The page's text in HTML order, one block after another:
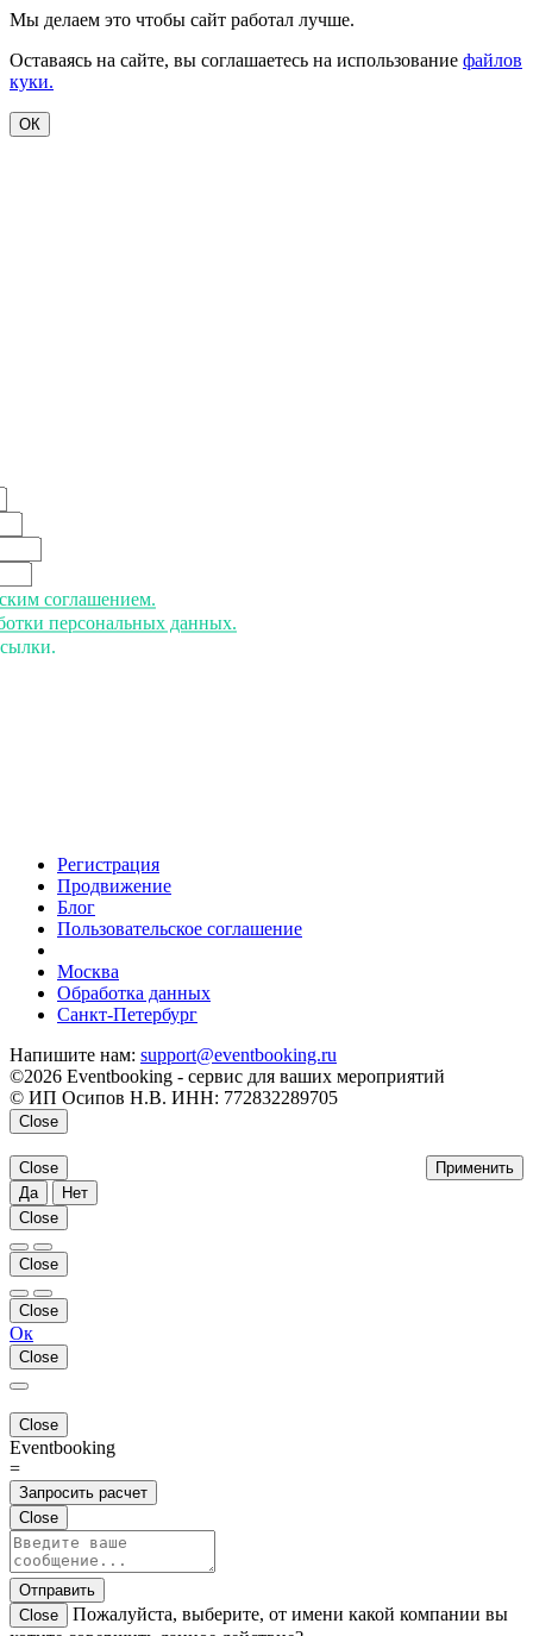
Мы делаем это чтобы сайт работал лучше.
Оставаясь на сайте, вы соглашаетесь на использование файлов
куки.
ОК
соглашением.
персональных данных.
Регистрация
Продвижение
Блог
Пользовательское соглашение
Москва
Обработка данных
Санкт-Петербург
Напишите нам: support@eventbooking.ru
©2026 Eventbooking - сервис для ваших мероприятий
© ИП Осипов Н.В. ИНН: 772832289705
Close
Применить
Close
Да
Нет
Close
Close
Close
Ок
Close
Close
Eventbooking
=
Запросить расчет
Close
Отправить
Close
Пожалуйста, выберите, от имени какой компании вы